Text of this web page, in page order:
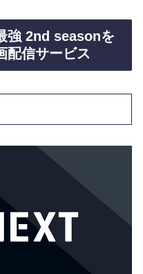
強 2nd seasonを
配信サービス